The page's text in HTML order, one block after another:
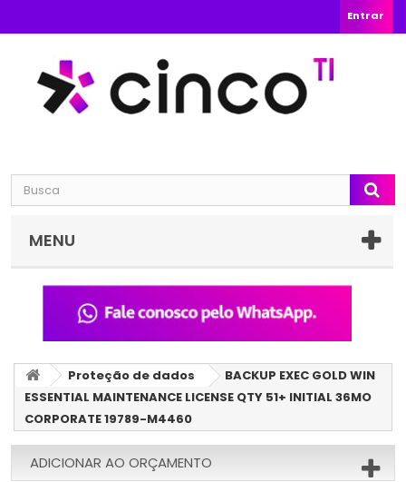
Entrar
MENU
Proteção de dados
BACKUP EXEC GOLD WIN
ESSENTIAL MAINTENANCE LICENSE QTY 51+ INITIAL 36MO
CORPORATE 19789-M4460
ADICIONAR AO ORÇAMENTO